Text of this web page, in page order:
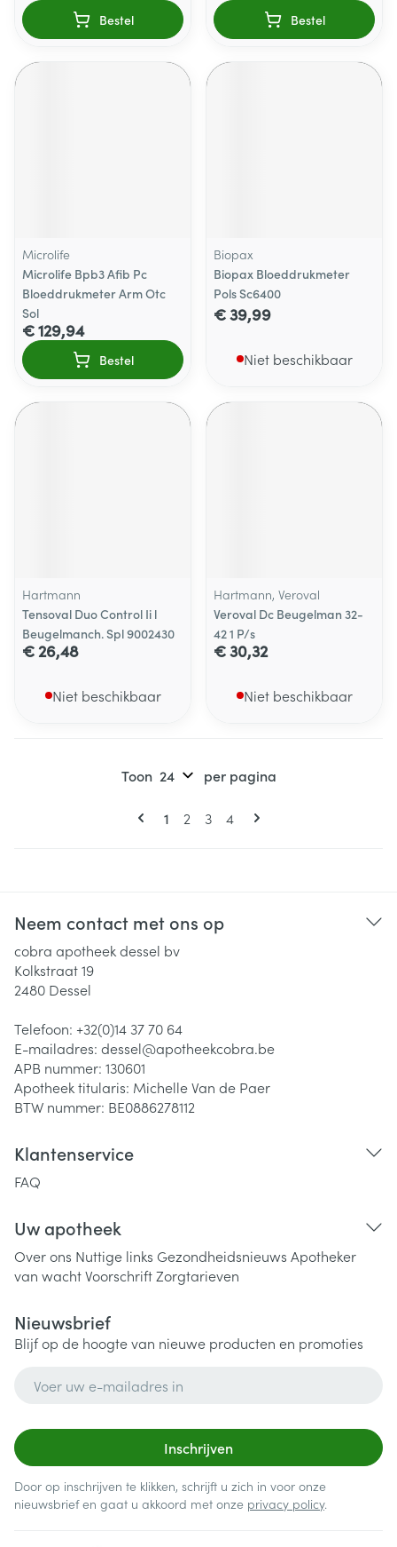
Bestel Bestel
Microlife
Microlife Bpb3 Afib Pc
Bloeddrukmeter Arm Otc
Sol
€ 129,94
Bestel
Biopax
Biopax Bloeddrukmeter
Pols Sc6400
€ 39,99
Niet beschikbaar
Hartmann
Tensoval Duo Control Ii l
Beugelmanch. Spl 9002430
€ 26,48
Niet beschikbaar
Hartmann, Veroval
Veroval Dc Beugelman 32-
42 1 P/s
€ 30,32
Niet beschikbaar
Pagina's
U lees momenteel pagina
1 Pagina
2 Pagina
3 Pagina
4
Toon per pagina
Neem contact met ons op
cobra apotheek dessel bv
Kolkstraat 19
2480 Dessel
Telefoon: +32(0)14 37 70 64
E-mailadres: dessel@apotheekcobra.be
APB nummer: 130601
Apotheek titularis: Michelle Van de Paer
BTW nummer: BE0886278112
Klantenservice
FAQ
Uw apotheek
Over ons Nuttige links Gezondheidsnieuws Apotheker
van wachtVoorschriftZorgtarieven
Nieuwsbrief
Blijf op de hoogte van nieuwe producten en promoties
Inschrijven
Door op inschrijven te klikken, schrijft u zich in voor onze
nieuwsbrief en gaat u akkoord met onze privacy policy.